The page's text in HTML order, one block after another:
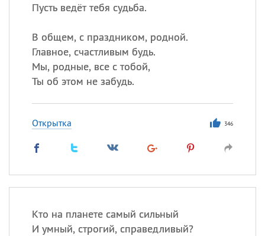
Пусть ведёт тебя судьба.
В общем, с праздником, родной.
Главное, счастливым будь.
Мы, родные, все с тобой,
Ты об этом не забудь.
Открытка 346
Кто на планете самый сильный
И умный, строгий, справедливый?